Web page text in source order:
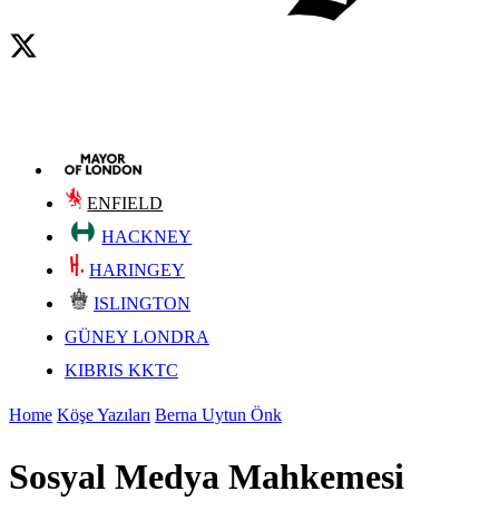
ENFIELD
HACKNEY
HARINGEY
ISLINGTON
GÜNEY LONDRA
KIBRIS KKTC
Home Köşe Yazıları Berna Uytun Önk
Sosyal Medya Mahkemesi